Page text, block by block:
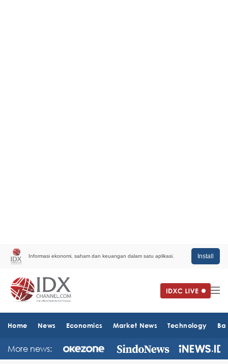
Informasi ekonomi, saham dan keuangan dalam satu aplikasi. Install
Home News Economics Market News Technology
More news: